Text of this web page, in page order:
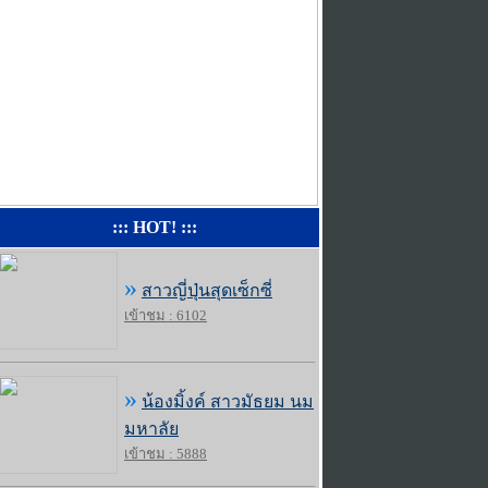
::: HOT! :::
» สาวญี่ปุ่นสุดเซ็กซี่
เข้าชม : 6102
» น้องมิ้งค์ สาวมัธยม นม
มหาลัย
เข้าชม : 5888